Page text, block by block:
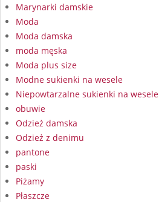
Marynarki damskie
Moda
Moda damska
moda męska
Moda plus size
Modne sukienki na wesele
Niepowtarzalne sukienki na wesele
obuwie
Odzież damska
Odzież z denimu
pantone
paski
Piżamy
Płaszcze